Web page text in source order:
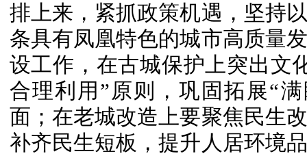
排上来，紧抓政策机遇，坚持
条具有凤凰特色的城市高质量
设工作，在古城保护上突出文
合理利用”原则，巩固拓展“
面；在老城改造上要聚焦民生
补齐民生短板，提升人居环境